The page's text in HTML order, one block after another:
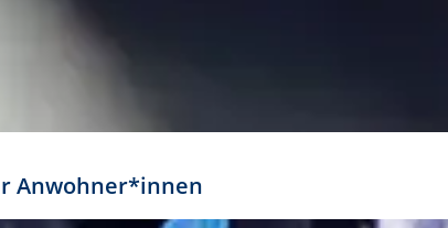
Anwohner*innen